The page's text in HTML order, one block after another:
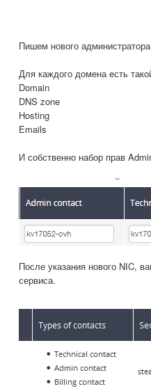
Пишем нового
Для каждого домена есть
Domain
DNS zone
Hosting
Emails
И собственно набор прав
После указания нового NIC,
сервиса.